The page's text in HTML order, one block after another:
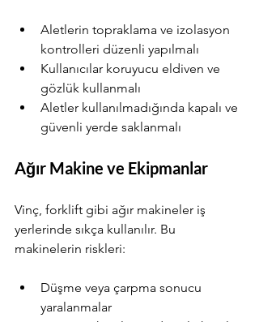
Aletlerin topraklama ve izolasyon
kontrolleri düzenli yapılmalı
Kullanıcılar koruyucu eldiven ve
gözlük kullanmalı
Aletler kullanılmadığında kapalı ve
güvenli yerde saklanmalı
Ağır Makine ve Ekipmanlar
Vinç, forklift gibi ağır makineler iş
yerlerinde sıkça kullanılır. Bu
makinelerin riskleri:
Düşme veya çarpma sonucu
yaralanmalar